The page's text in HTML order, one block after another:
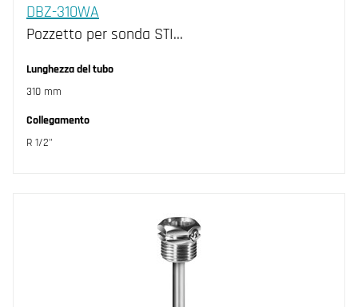
DBZ-310WA
Pozzetto per sonda STI…
Lunghezza del tubo
310 mm
Collegamento
R 1/2"